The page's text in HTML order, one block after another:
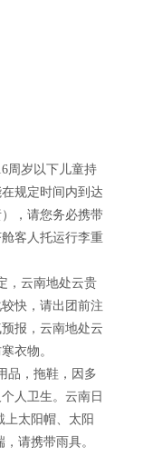
周岁以下儿童持
规定时间内到达
，请您务必携带
客人托运行李重
，云南地处云贵
快，请出团前注
报，云南地处云
衣物。
品，拖鞋，因多
人卫生。云南日
上太阳帽、太阳
请携带雨具。